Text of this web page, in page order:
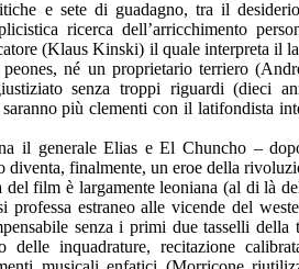
e sete di guadagno, tra il
ricerca dell’arricchimento
(Klaus Kinski) il quale interpreta il
né un proprietario terriero
senza troppi riguardi (dieci
saranno più clementi con il latifondista
il generale Elias e El Chuncho –
diventa, finalmente, un eroe della
film è largamente leoniana (al di là
professa estraneo alle vicende del
senza i primi due tasselli
delle inquadrature, recitazione